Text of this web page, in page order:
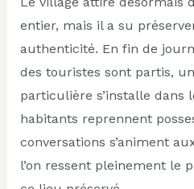
entier, mais il a su
authenticité. En fin de
des touristes sont partis,
particulière s’installe dans
habitants reprennent
conversations s’animent
l’on ressent pleinement le